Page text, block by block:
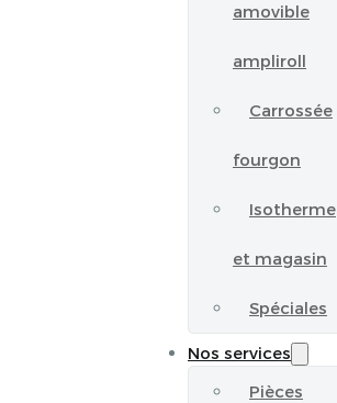
amovible
ampliroll
Carrossée
fourgon
Isotherme
et magasin
Spéciales
Nos services
Pièces